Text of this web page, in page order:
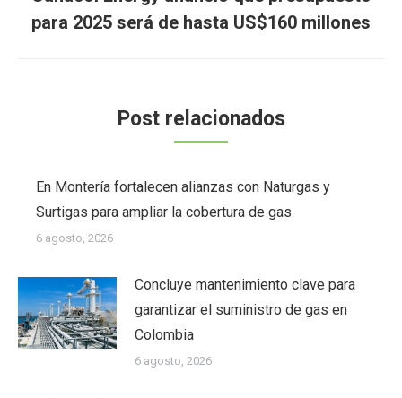
Publicación
siguiente:
para 2025 será de hasta US$160 millones
Post relacionados
En Montería fortalecen alianzas con Naturgas y
Surtigas para ampliar la cobertura de gas
6 agosto, 2026
Concluye mantenimiento clave para
garantizar el suministro de gas en
Colombia
6 agosto, 2026